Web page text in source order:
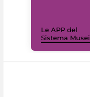
Le APP del
Sistema Musei